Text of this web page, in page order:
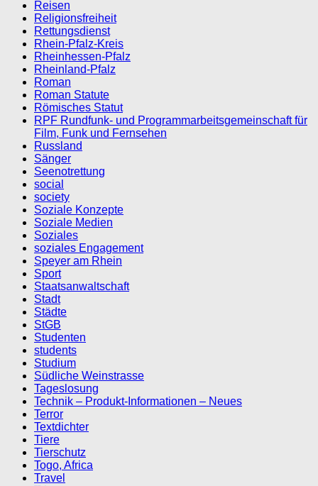
Reisen
Religionsfreiheit
Rettungsdienst
Rhein-Pfalz-Kreis
Rheinhessen-Pfalz
Rheinland-Pfalz
Roman
Roman Statute
Römisches Statut
RPF Rundfunk- und Programmarbeitsgemeinschaft für
Film, Funk und Fernsehen
Russland
Sänger
Seenotrettung
social
society
Soziale Konzepte
Soziale Medien
Soziales
soziales Engagement
Speyer am Rhein
Sport
Staatsanwaltschaft
Stadt
Städte
StGB
Studenten
students
Studium
Südliche Weinstrasse
Tageslosung
Technik – Produkt-Informationen – Neues
Terror
Textdichter
Tiere
Tierschutz
Togo, Africa
Travel